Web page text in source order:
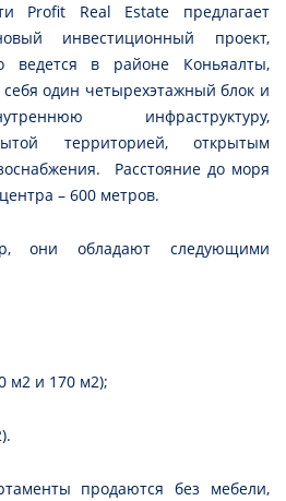
Profit Real Estate предлагает
инвестиционный проект,
ведется в районе Коньяалты,
один четырехэтажный блок и
инфраструктуру,
территорией, открытым
Расстояние до моря
– 600 метров.
они обладают следующими
м2 и 170 м2);
продаются без мебели,